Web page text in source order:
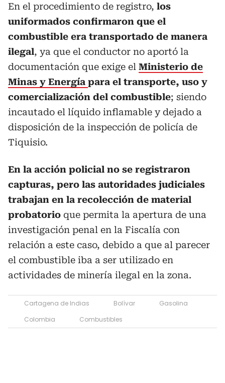
En el procedimiento de registro, los
uniformados confirmaron que el
combustible era transportado de manera
ilegal, ya que el conductor no aportó la
documentación que exige el Ministerio de
Minas y Energía para el transporte, uso y
comercialización del combustible; siendo
incautado el líquido inflamable y dejado a
disposición de la inspección de policía de
Tiquisio.
En la acción policial no se registraron
capturas, pero las autoridades judiciales
trabajan en la recolección de material
probatorio que permita la apertura de una
investigación penal en la Fiscalía con
relación a este caso, debido a que al parecer
el combustible iba a ser utilizado en
actividades de minería ilegal en la zona.
Cartagena de Indias Bolívar
Gasolina
Colombia
Combustibles